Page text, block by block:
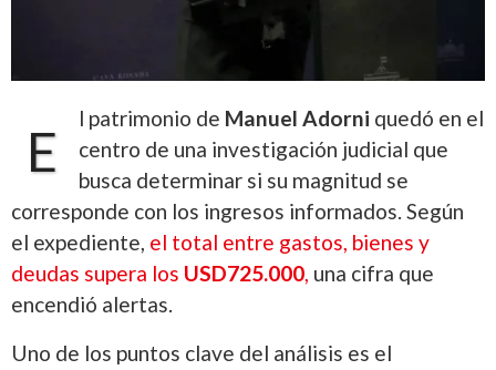
E
l patrimonio de Manuel Adorni quedó en el
centro de una investigación judicial que
busca determinar si su magnitud se
corresponde con los ingresos informados. Según
el expediente, el total entre gastos, bienes y
deudas supera los USD725.000, una cifra que
encendió alertas.
Uno de los puntos clave del análisis es el